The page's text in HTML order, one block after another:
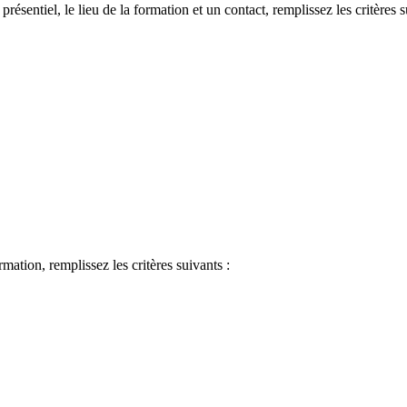
le lieu de la formation et un contact, remplissez les critères
remplissez les critères suivants :